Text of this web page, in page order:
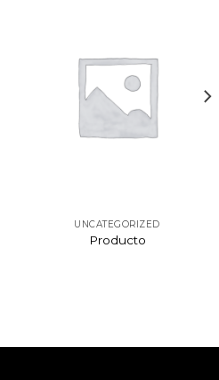
UNCATEGORIZED
Producto